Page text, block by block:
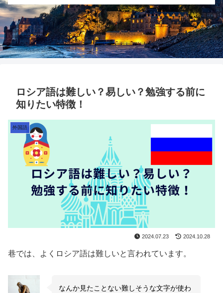
ロシア語は難しい？易しい？勉強する前に
知りたい特徴！
外国語
2024.07.23 2024.10.28
巷では、よくロシア語は難しいと言われています。
なんか見たことない難しそうな文字が使わ